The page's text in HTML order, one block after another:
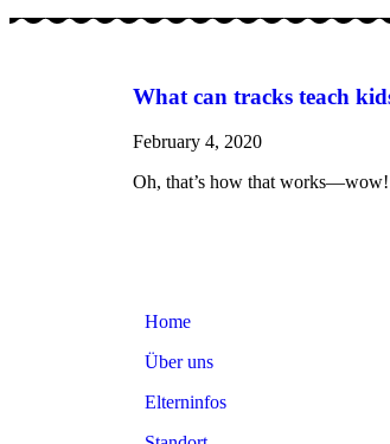
What can tracks teach
February 4, 2020
Oh, that’s how that works—wow!
Home
Über uns
Elterninfos